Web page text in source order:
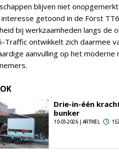
blijven niet
interesse getoond in de Först
bij werkzaamheden langs de
Traffic ontwikkelt zich daarmee
aanvulling op het
Drie-in-één
bunker
10-03-2026 | ARTIKEL